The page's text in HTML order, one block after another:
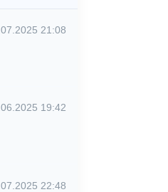
21:08
19:42
22:48